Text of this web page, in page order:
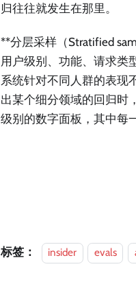
归往往就发生在那里。
**分层采样（Stratified
用户级别、功能、请求类
系统针对不同人群的表现
出某个细分领域的回归时
级别的数字面板，其中每
标签： insider evals